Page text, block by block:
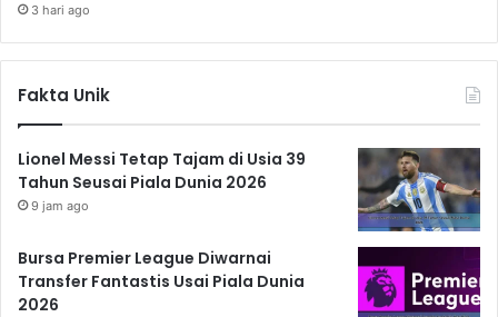
3 hari ago
Fakta Unik
Lionel Messi Tetap Tajam di Usia 39
Tahun Seusai Piala Dunia 2026
9 jam ago
Bursa Premier League Diwarnai
Transfer Fantastis Usai Piala Dunia
2026